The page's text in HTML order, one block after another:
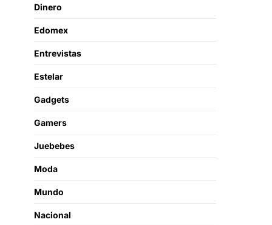
Dinero
Edomex
Entrevistas
Estelar
Gadgets
Gamers
Juebebes
Moda
Mundo
Nacional